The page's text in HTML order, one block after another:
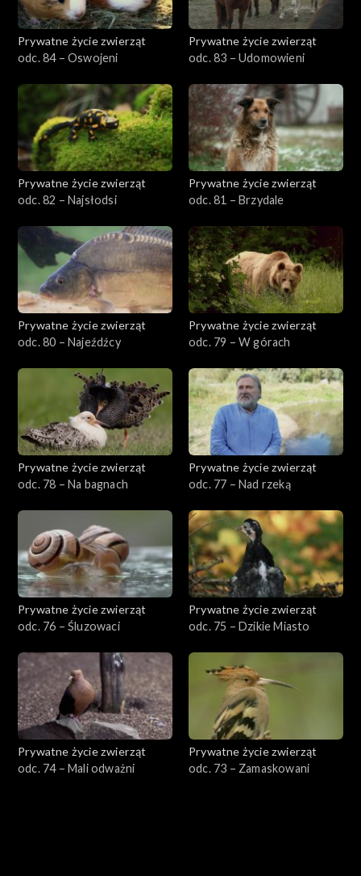
Prywatne życie zwierząt
odc. 84 – Oswojeni
Prywatne życie zwierząt
odc. 83 – Udomowieni
Prywatne życie zwierząt
odc. 82 – Najsłodsi
Prywatne życie zwierząt
odc. 81 – Brzydale
Prywatne życie zwierząt
odc. 80 – Najeźdźcy
Prywatne życie zwierząt
odc. 79 – W górach
Prywatne życie zwierząt
odc. 78 – Na bagnach
Prywatne życie zwierząt
odc. 77 – Nad rzeką
Prywatne życie zwierząt
odc. 76 – Śluzowaci
Prywatne życie zwierząt
odc. 75 – Dzikie Miasto
Prywatne życie zwierząt
odc. 74 – Mali odważni
Prywatne życie zwierząt
odc. 73 – Zamaskowani